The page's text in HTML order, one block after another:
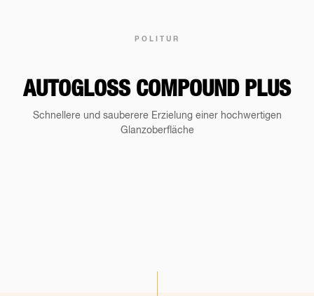
POLITUR
AUTOGLOSS COMPOUND PLUS
Schnellere und sauberere Erzielung einer hochwertigen
Glanzoberfläche